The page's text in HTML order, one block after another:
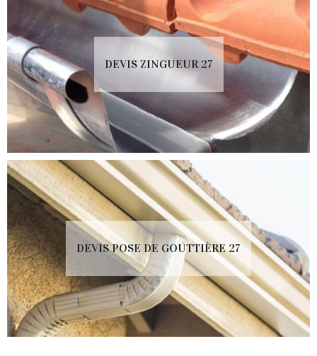
DEVIS ZINGUEUR 27
DEVIS POSE DE GOUTTIÈRE 27